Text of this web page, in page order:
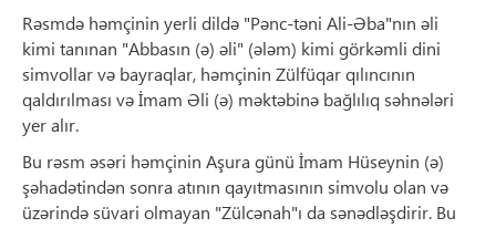
Rəsmdə həmçinin yerli dildə "Pənc-təni Ali-Əba"nın əli
kimi tanınan "Abbasın (ə) əli" (ələm) kimi görkəmli dini
simvollar və bayraqlar, həmçinin Zülfüqar qılıncının
qaldırılması və İmam Əli (ə) məktəbinə bağlılıq səhnələri
yer alır.
Bu rəsm əsəri həmçinin Aşura günü İmam Hüseynin (ə)
şəhadətindən sonra atının qayıtmasının simvolu olan və
üzərində süvari olmayan "Zülcənah"ı da sənədləşdirir. Bu